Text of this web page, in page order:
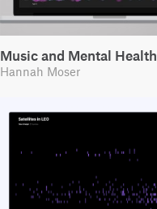
Music and Mental Health
Hannah Moser